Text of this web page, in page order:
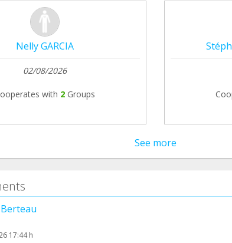
Nelly GARCIA
02/08/2026
with 2 Groups
See more
17:44 h